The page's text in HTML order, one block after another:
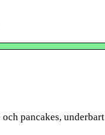
pancakes, underbart